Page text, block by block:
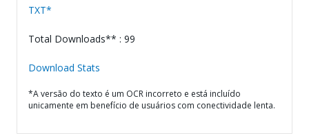
TXT*
Total Downloads** : 99
Download Stats
*A versão do texto é um OCR incorreto e está incluído
unicamente em benefício de usuários com conectividade lenta.